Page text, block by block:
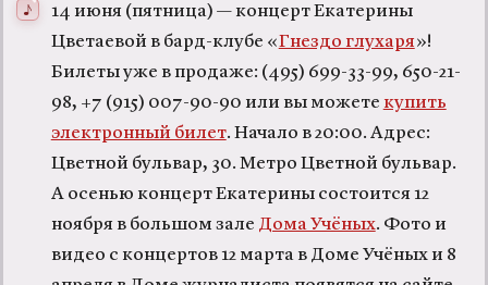
14 июня (пятница) — концерт Екатерины
Цветаевой в бард-клубе «Гнездо глухаря»!
Билеты уже в продаже: (495) 699-33-99, 650-21-
98, +7 (915) 007-90-90 или вы можете купить
электронный билет. Начало в 20:00. Адрес:
Цветной бульвар, 30. Метро Цветной бульвар.
А осенью концерт Екатерины состоится 12
ноября в большом зале Дома Учёных. Фото и
видео с концертов 12 марта в Доме Учёных и 8